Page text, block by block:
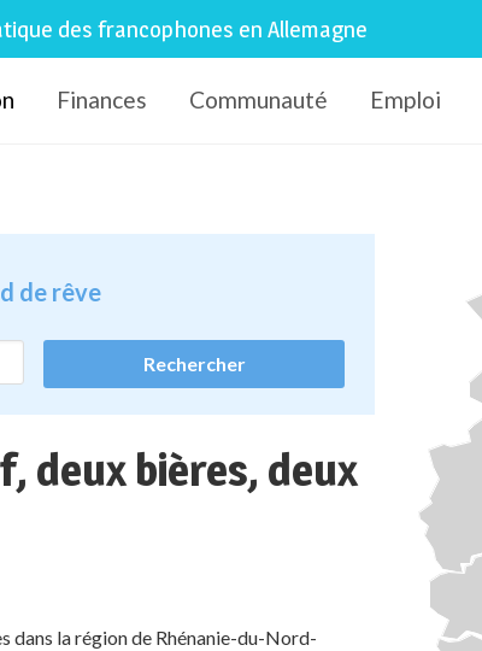
des francophones en Allemagne
Finances Communauté Emploi
de rêve
deux bières, deux
dans la région de Rhénanie-du-Nord-